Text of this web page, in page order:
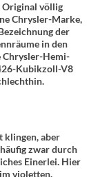
Original völlig
Chrysler-Marke,
der
in den
Chrysler-Hemi-
Kubikzoll-V8
klingen, aber
zwar durch
Einerlei. Hier
violetten.